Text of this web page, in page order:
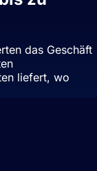
das Geschäft
liefert, wo